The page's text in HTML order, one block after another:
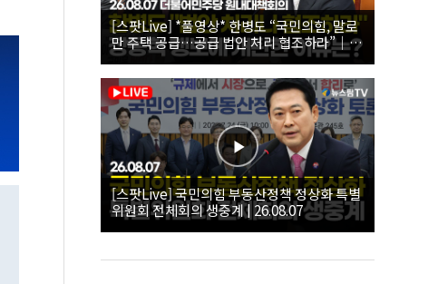
[스팟Live] *풀영상* 한병도 “국민의힘, 말로
만 주택 공급…공급 법안 처리 협조하라”｜
26.08.07 더불어민주당 원내대책회의
[스팟Live] 국민의힘 부동산정책 정상화 특별
위원회 전체회의 생중계 | 26.08.07